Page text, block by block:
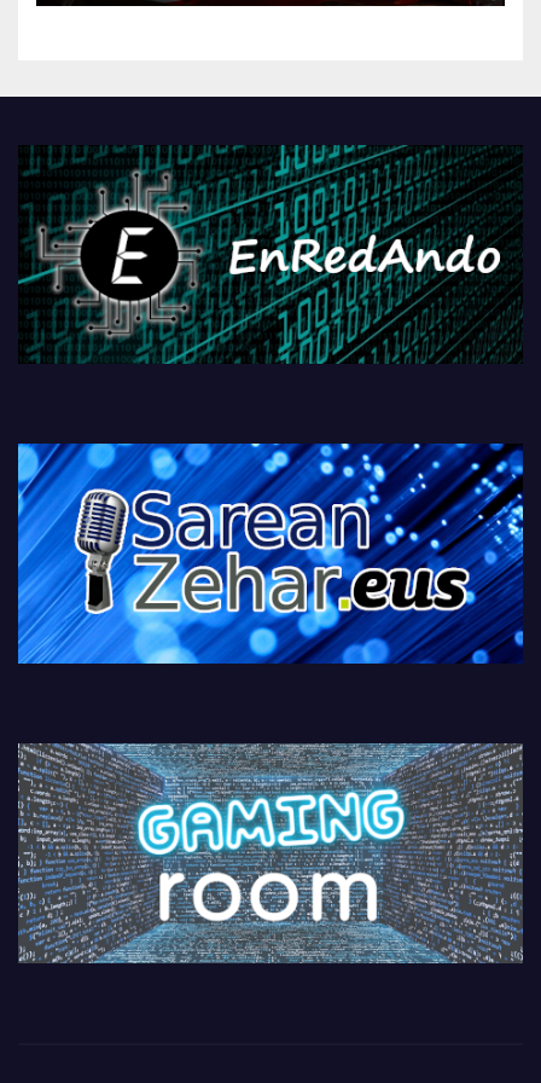
kontrola, Googleri behin
PlayStationeko bideojoko